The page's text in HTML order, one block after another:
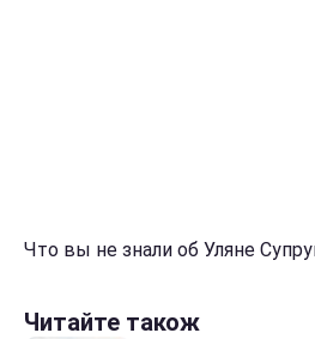
Что вы не знали об Уляне
Читайте також